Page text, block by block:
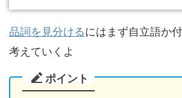
品詞を見分けるにはまず自立語か
考えていくよ
ポイント